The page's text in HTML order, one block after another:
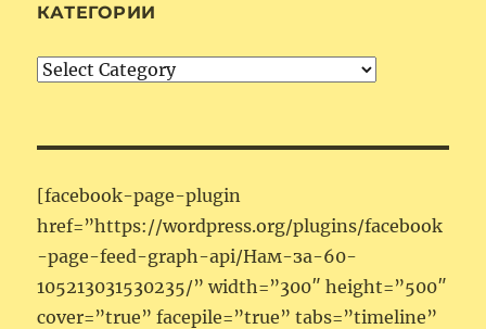
КАТЕГОРИИ
Категории
[facebook-page-plugin
href=”https://wordpress.org/plugins/facebook
-page-feed-graph-api/Нам-за-60-
105213031530235/” width=”300″ height=”500″
cover=”true” facepile=”true” tabs=”timeline”